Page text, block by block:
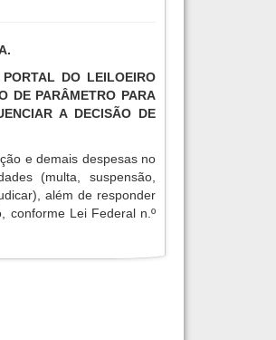
DO LEILOEIRO
DE PARÂMETRO PARA
A DECISÃO DE
e demais despesas no
(multa, suspensão,
além de responder
conforme Lei Federal n.º